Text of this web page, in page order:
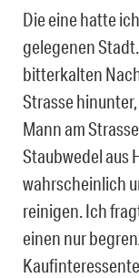
Die eine hatte
gelegenen
bitterkalten
Strasse
Mann am
Staubwedel aus
wahrscheinlich
reinigen. Ich
einen nur